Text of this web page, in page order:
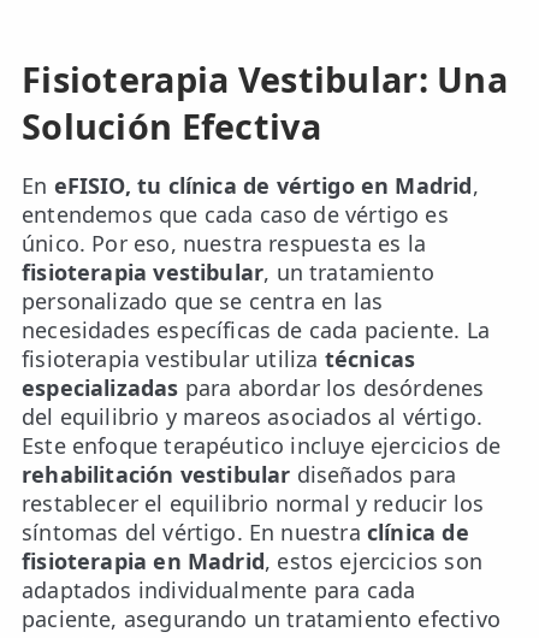
✨ Drenaje Linfático Manual
✨ Presoterapia
✨ Cicatrices y Estrías
LESIONES
FRECUENTES
Rotura Fibrilar
Dolor de Cabeza
Trocanteritis
Hernia Discal
Fascitis Plantar
Lumbalgia
Ciática
Bursitis de Hombro
Fisioterapia Vestibular: Una
Solución Efectiva
En eFISIO, tu clínica de vértigo en Madrid,
entendemos que cada caso de vértigo es
único. Por eso, nuestra respuesta es la
fisioterapia vestibular, un tratamiento
personalizado que se centra en las
necesidades específicas de cada paciente. La
fisioterapia vestibular utiliza técnicas
especializadas para abordar los desórdenes
del equilibrio y mareos asociados al vértigo.
Este enfoque terapéutico incluye ejercicios de
rehabilitación vestibular diseñados para
restablecer el equilibrio normal y reducir los
síntomas del vértigo. En nuestra clínica de
fisioterapia en Madrid, estos ejercicios son
adaptados individualmente para cada
paciente, asegurando un tratamiento efectivo